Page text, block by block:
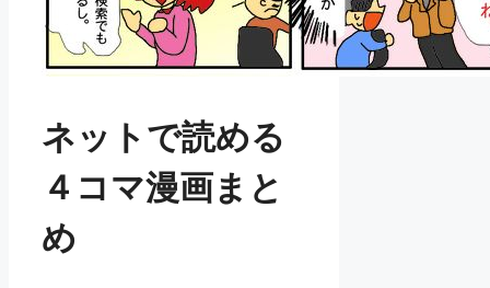
ネットで読める
４コマ漫画まと
め